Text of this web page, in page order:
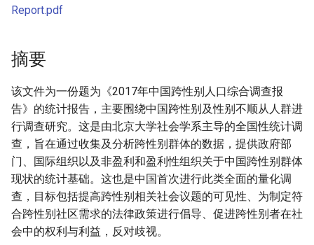
Report.pdf
摘要
该文件为一份题为《2017年中国跨性别人口综合调查报
告》的统计报告，主要围绕中国跨性别及性别不顺从人群进
行调查研究。这是由北京大学社会学系主导的全国性统计调
查，旨在通过收集及分析跨性别群体的数据，提供政府部
门、国际组织以及非盈利和盈利性组织关于中国跨性别群体
现状的统计基础。这也是中国首次进行此类全面的量化调
查，目标包括提高跨性别相关社会议题的可见性、为制定符
合跨性别社区需求的法律政策进行倡导、促进跨性别者在社
会中的权利与利益，反对歧视。